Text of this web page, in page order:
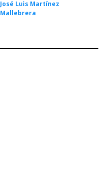
José Luis Martínez
Mallebrera